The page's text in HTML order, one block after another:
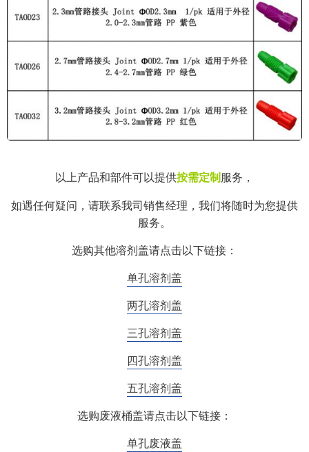
以上产品和部件可以提供按需定制 服务，
如遇任何疑问，请联系我司销售经理，我们将随时为您提供
服务。
选购其他溶剂盖请点击以下链接：
单孔溶剂盖
两孔溶剂盖
三孔溶剂盖
四孔溶剂盖
五孔溶剂盖
选购废液桶盖请点击以下链接：
单孔废液盖